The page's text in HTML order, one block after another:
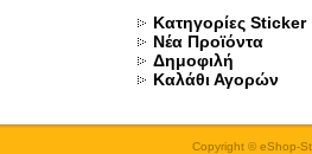
Κατηγορίες Sticker
Νέα Προϊόντα
Δημοφιλή
Καλάθι Αγορών
Copyright © eShop-